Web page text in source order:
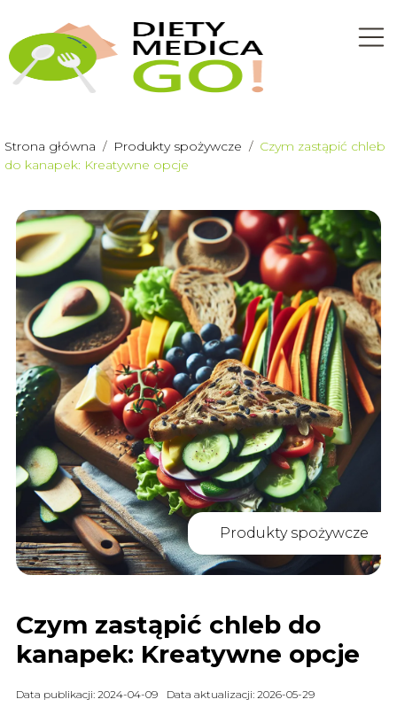
Strona główna / Produkty spożywcze / Czym zastąpić chleb
do kanapek: Kreatywne opcje
Produkty spożywcze
Czym zastąpić chleb do
kanapek: Kreatywne opcje
Data publikacji: 2024-04-09 Data aktualizacji: 2026-05-29